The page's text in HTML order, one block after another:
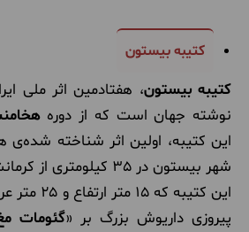
کتیبه بیستون
کتیبه بیستون، هفتادمین اثر ملی
نوشته جهان است که از دوره
این کتیبه، اولین اثر شناخته
شهر بیستون در 35 کیلومتری از کرمانشاه قرار دارد.
این کتیبه
پیروزی داریوش بزرگ بر «گئومات